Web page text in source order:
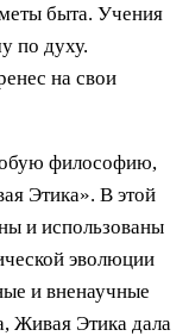
быта. Учения
по духу.
на свои
философию,
Этика». В этой
и использованы
эволюции
и вненаучные
Живая Этика дала